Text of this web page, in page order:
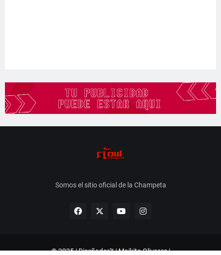
Somos el sitio oficial de la Champeta
© 2025 | Diseñador™ | Maikito Olivares |